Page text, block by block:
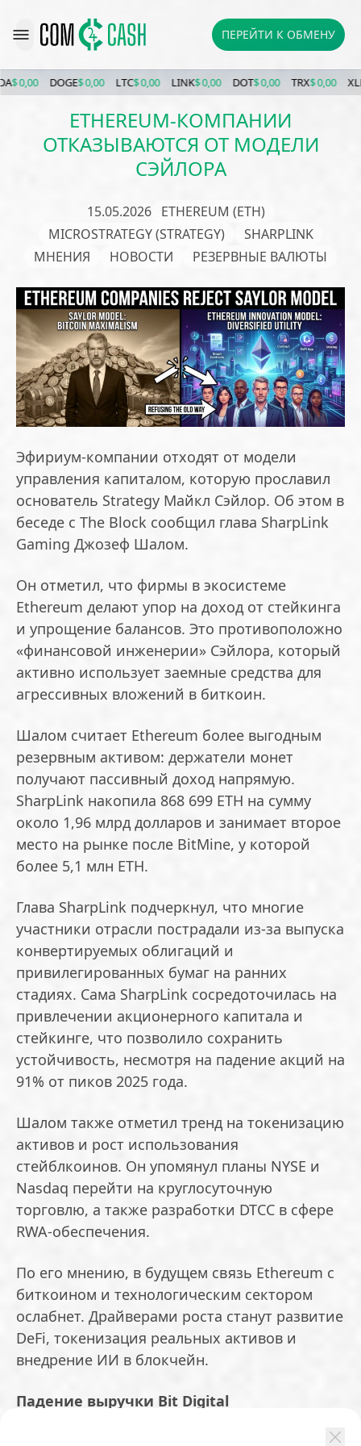
ПЕРЕЙТИ К ОБМЕНУ
DOGE$ 0,00 LTC $ 0,00 LINK $ 0,00 DOT $ 0,00 TRX $ 0,00 XLM $
ETHEREUM-КОМПАНИИ
ОТКАЗЫВАЮТСЯ ОТ МОДЕЛИ
СЭЙЛОРА
15.05.2026
ETHEREUM (ETH)
MICROSTRATEGY (STRATEGY)
SHARPLINK
МНЕНИЯ
НОВОСТИ РЕЗЕРВНЫЕ ВАЛЮТЫ
Эфириум-компании отходят от модели
управления капиталом, которую прославил
основатель Strategy Майкл Сэйлор. Об этом в
беседе с The Block сообщил глава SharpLink
Gaming Джозеф Шалом.
Он отметил, что фирмы в экосистеме
Ethereum делают упор на доход от стейкинга
и упрощение балансов. Это противоположно
«финансовой инженерии» Сэйлора, который
активно использует заемные средства для
агрессивных вложений в биткоин.
Шалом считает Ethereum более выгодным
резервным активом: держатели монет
получают пассивный доход напрямую.
SharpLink накопила 868 699 ETH на сумму
около 1,96 млрд долларов и занимает второе
место на рынке после BitMine, у которой
более 5,1 млн ETH.
Глава SharpLink подчеркнул, что многие
участники отрасли пострадали из-за выпуска
конвертируемых облигаций и
привилегированных бумаг на ранних
стадиях. Сама SharpLink сосредоточилась на
привлечении акционерного капитала и
стейкинге, что позволило сохранить
устойчивость, несмотря на падение акций на
91% от пиков 2025 года.
Шалом также отметил тренд на токенизацию
активов и рост использования
стейблкоинов. Он упомянул планы NYSE и
Nasdaq перейти на круглосуточную
торговлю, а также разработки DTCC в сфере
RWA-обеспечения.
По его мнению, в будущем связь Ethereum с
биткоином и технологическим сектором
ослабнет. Драйверами роста станут развитие
DeFi, токенизация реальных активов и
внедрение ИИ в блокчейн.
Падение выручки Bit Digital